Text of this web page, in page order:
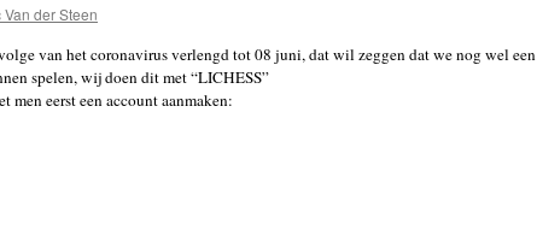
Van der Steen
van het coronavirus verlengd tot 08 juni, dat wil zeggen dat we nog wel een
spelen, wij doen dit met “LICHESS”
men eerst een account aanmaken: